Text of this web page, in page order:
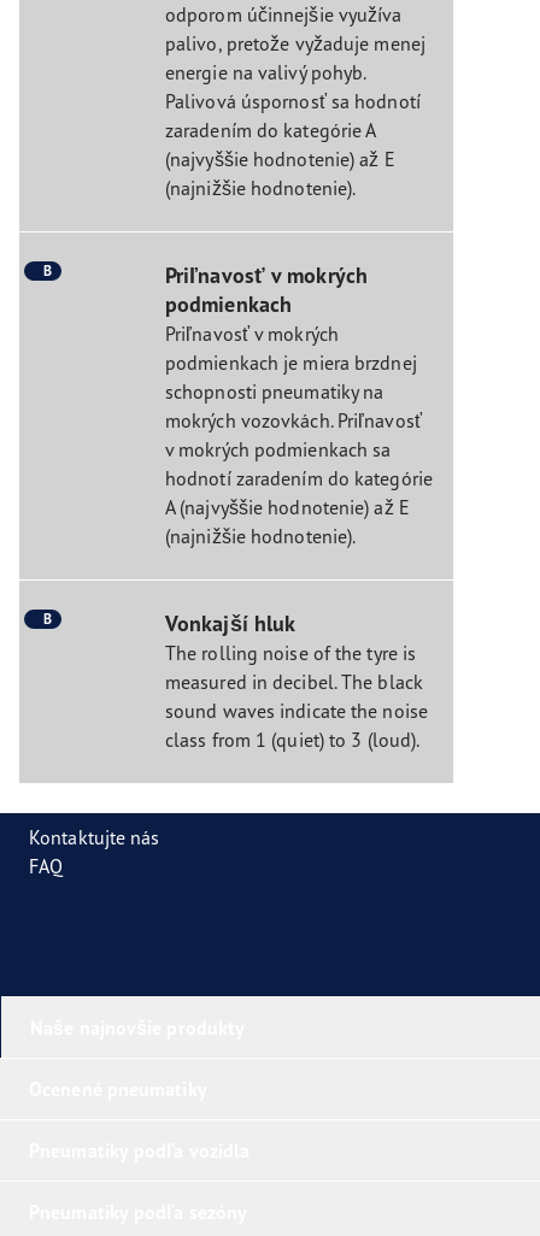
odporom účinnejšie využíva
palivo, pretože vyžaduje menej
energie na valivý pohyb.
Palivová úspornosť sa hodnotí
zaradením do kategórie A
(najvyššie hodnotenie) až E
(najnižšie hodnotenie).
B
Priľnavosť v mokrých
podmienkach
Priľnavosť v mokrých
podmienkach je miera brzdnej
schopnosti pneumatiky na
mokrých vozovkách. Priľnavosť
v mokrých podmienkach sa
hodnotí zaradením do kategórie
A (najvyššie hodnotenie) až E
(najnižšie hodnotenie).
B Vonkajší hluk
The rolling noise of the tyre is
measured in decibel. The black
sound waves indicate the noise
class from 1 (quiet) to 3 (loud).
Kontaktujte nás
FAQ